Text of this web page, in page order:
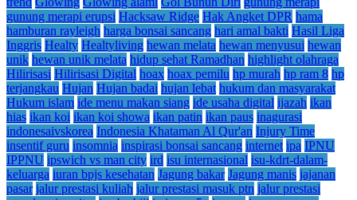
gunung merapi erupsi Hacksaw Ridge Hak Angket DPR hama
hamburan rayleigh harga bonsai sancang hari amal bakti Hasil Liga
Inggris Healty Healtyliving hewan melata hewan menyusui hewan
unik hewan unik melata hidup sehat Ramadhan highlight olahraga
Hilirisasi Hilirisasi Digital hoax hoax pemilu hp murah hp ram 8 hp
terjangkau Hujan Hujan badai hujan lebat hukum dan masyarakat
Hukum islam ide menu makan siang ide usaha digital ijazah ikan
hias ikan koi ikan koi showa ikan patin ikan paus inagurasi
indonesaivskorea Indonesia Khataman Al Qur'an Injury Time
insentif guru insomnia inspirasi bonsai sancang internet ipa IPNU
IPPNU ipswich vs man city ird isu internasional isu-kdrt-dalam-
keluarga iuran bpjs kesehatan Jagung bakar Jagung manis jajanan
pasar jalur prestasi kuliah jalur prestasi masuk ptn jalur prestasi